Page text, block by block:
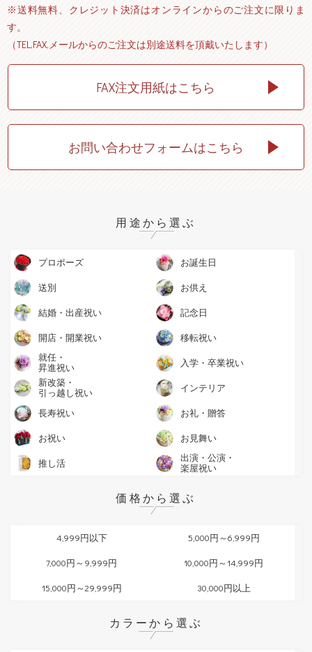
※送料無料、クレジット決済はオンラインからのご注文に限りま
す。
（TEL,FAX,メールからのご注文は別途送料を頂戴いたします）
FAX注文用紙はこちら
お問い合わせフォームはこちら
用途から選ぶ
プロポーズ お誕生日
送別 お供え
結婚・出産祝い 記念日
開店・開業祝い
移転祝い
就任・
昇進祝い
入学・卒業祝い
新改築・
引っ越し祝い
インテリア
長寿祝い お礼・贈答
お祝い お見舞い
推し活
出演・公演・
楽屋祝い
価格から選ぶ
4,999円以下 5,000円～6,999円
7,000円～9,999円 10,000円～14,999円
15,000円～29,999円 30,000円以上
カラーから選ぶ